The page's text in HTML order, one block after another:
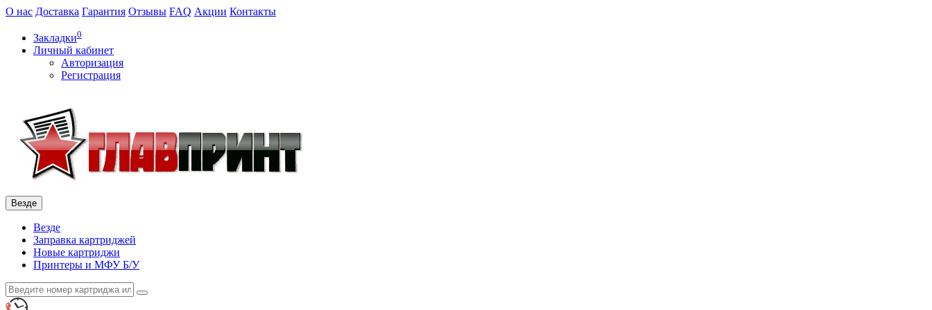
О нас Доставка Гарантия Отзывы FAQ Акции Контакты
Закладки0
Личный кабинет
Авторизация
Регистрация
Везде
Везде
Заправка картриджей
Новые картриджи
Принтеры и МФУ Б/У